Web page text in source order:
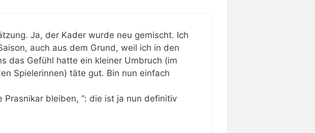
Ja, der Kader wurde neu gemischt. Ich
auch aus dem Grund, weil ich in den
das Gefühl hatte ein kleiner Umbruch (im
Spielerinnen) täte gut. Bin nun einfach
Prasnikar bleiben, “: die ist ja nun definitiv